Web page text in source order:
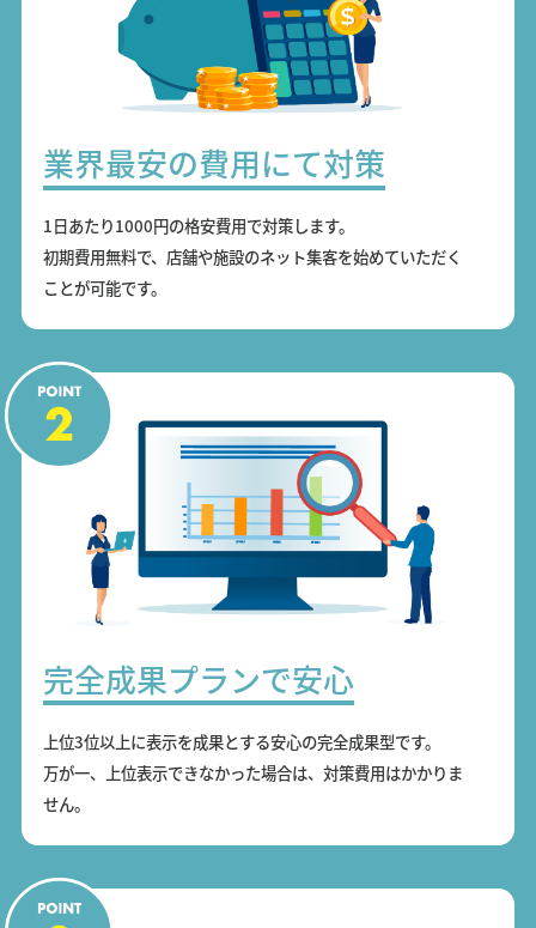
業界最安の費用にて対策
1日あたり1000円の格安費用で対策します。
初期費用無料で、店舗や施設のネット集客を始めていただく
ことが可能です。
完全成果プランで安心
上位3位以上に表示を成果とする安心の完全成果型です。
万が一、上位表示できなかった場合は、対策費用はかかりま
せん。